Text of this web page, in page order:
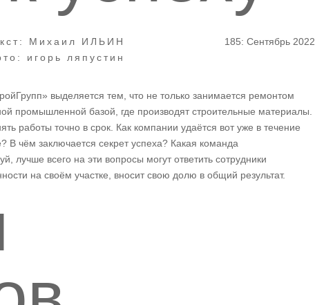
Михаил ИЛЬИН
игорь ляпустин
185: Сентябрь 2022
выделяется тем, что не только занимается ремонтом
промышленной базой, где производят строительные материалы.
работы точно в срок. Как компании удаётся вот уже в течение
В чём заключается секрет успеха? Какая команда
лучше всего на эти вопросы могут ответить сотрудники
на своём участке, вносит свою долю в общий результат.